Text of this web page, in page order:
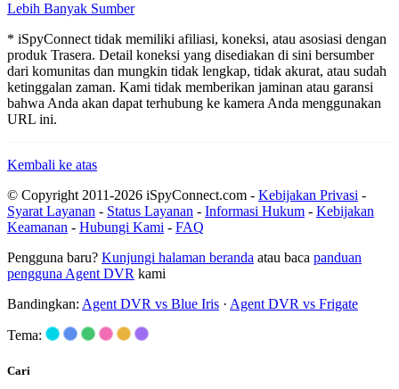
Lebih Banyak Sumber
* iSpyConnect tidak memiliki afiliasi, koneksi, atau asosiasi dengan
produk Trasera. Detail koneksi yang disediakan di sini bersumber
dari komunitas dan mungkin tidak lengkap, tidak akurat, atau sudah
ketinggalan zaman. Kami tidak memberikan jaminan atau garansi
bahwa Anda akan dapat terhubung ke kamera Anda menggunakan
URL ini.
Kembali ke atas
© Copyright 2011-2026 iSpyConnect.com - Kebijakan Privasi -
Syarat Layanan - Status Layanan - Informasi Hukum - Kebijakan
Keamanan - Hubungi Kami - FAQ
Pengguna baru? Kunjungi halaman beranda atau baca panduan
pengguna Agent DVR kami
Bandingkan: Agent DVR vs Blue Iris · Agent DVR vs Frigate
Tema:
Cari